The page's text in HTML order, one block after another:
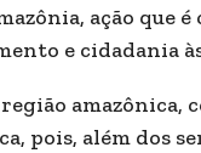
ação que
e cidadania
amazônica,
pois, além dos